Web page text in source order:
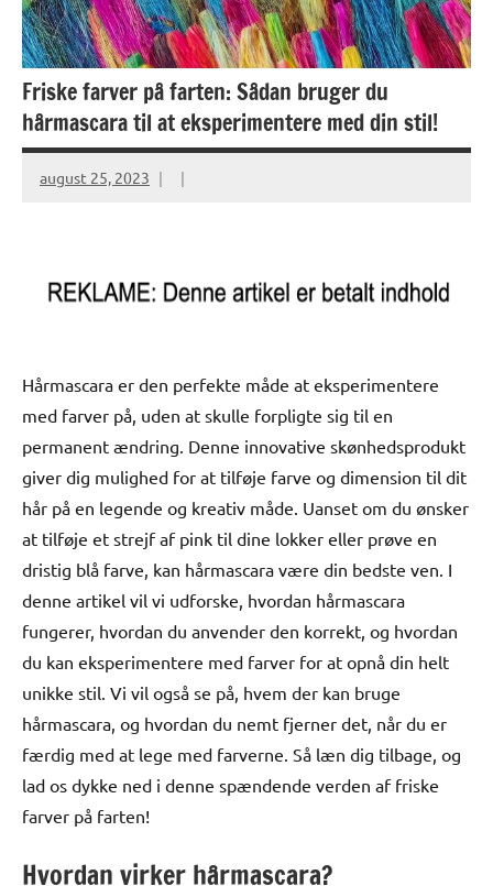
Friske farver på farten: Sådan bruger du
hårmascara til at eksperimentere med din stil!
august 25, 2023
Hårmascara er den perfekte måde at eksperimentere
med farver på, uden at skulle forpligte sig til en
permanent ændring. Denne innovative skønhedsprodukt
giver dig mulighed for at tilføje farve og dimension til dit
hår på en legende og kreativ måde. Uanset om du ønsker
at tilføje et strejf af pink til dine lokker eller prøve en
dristig blå farve, kan hårmascara være din bedste ven. I
denne artikel vil vi udforske, hvordan hårmascara
fungerer, hvordan du anvender den korrekt, og hvordan
du kan eksperimentere med farver for at opnå din helt
unikke stil. Vi vil også se på, hvem der kan bruge
hårmascara, og hvordan du nemt fjerner det, når du er
færdig med at lege med farverne. Så læn dig tilbage, og
lad os dykke ned i denne spændende verden af friske
farver på farten!
Hvordan virker hårmascara?